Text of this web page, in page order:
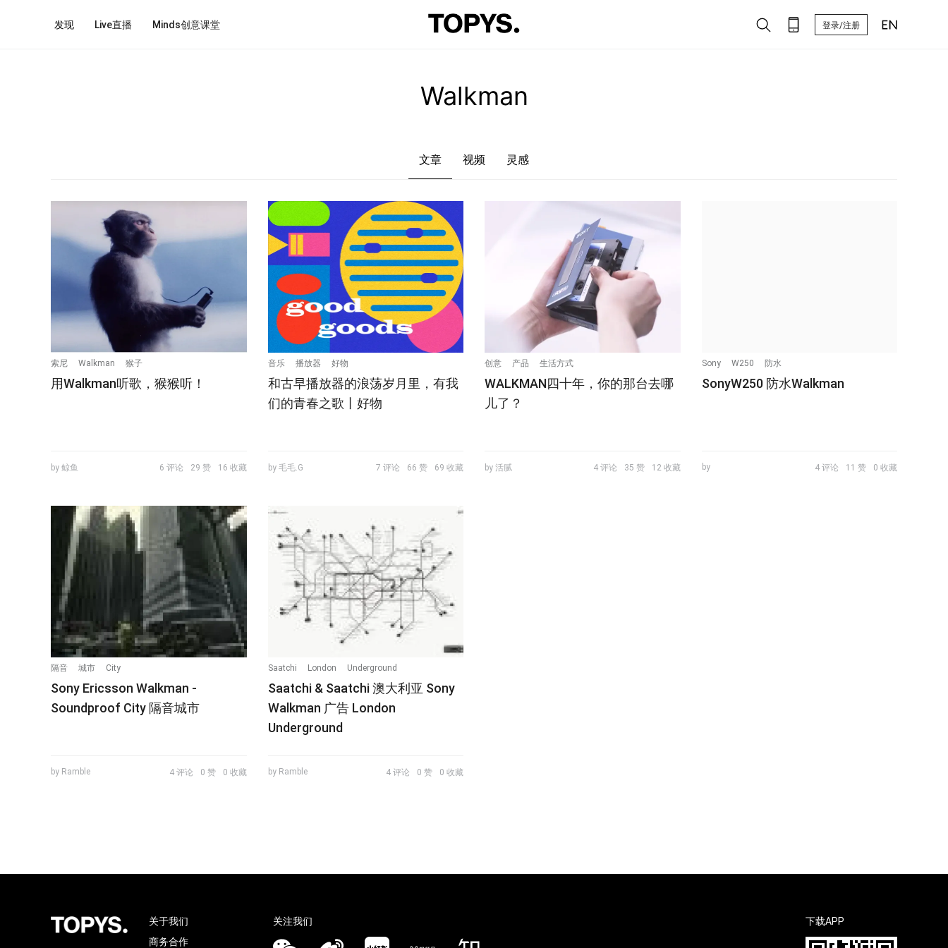
发现 Live直播 Minds创意课堂 登录/注册
文章 视频 灵感
索尼 Walkman 猴子
用Walkman听歌，猴猴听！
by 鲸鱼 6 评论 29 赞 16 收藏
音乐 播放器 好物
和古早播放器的浪荡岁月里，有我
们的青春之歌丨好物
by 毛毛.G 7 评论 66 赞 69 收藏
创意 产品 生活方式
WALKMAN四十年，你的那台去哪
儿了？
by 活腻 4 评论 35 赞 12 收藏
Sony W250 防水
SonyW250 防水Walkman
by 4 评论 11 赞 0 收藏
隔音 城市 City
Sony Ericsson Walkman -
Soundproof City 隔音城市
by Ramble 4 评论 0 赞 0 收藏
Saatchi London Underground
Saatchi & Saatchi 澳大利亚 Sony
Walkman 广告 London
Underground
by Ramble 4 评论 0 赞 0 收藏
关于我们
商务合作
关注我们 下载APP